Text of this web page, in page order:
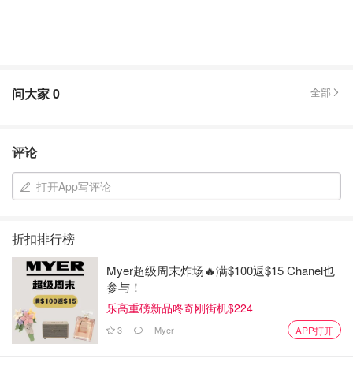
问大家0 全部
评论
打开App写评论
折扣排行榜
Myer超级周末炸场🔥满$100返$15 Chanel也
参与！
乐高重磅新品咚奇刚街机$224
3 Myer APP打开